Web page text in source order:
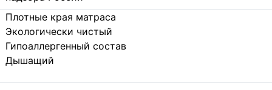
Плотные края матраса
Экологически чистый
Гипоаллергенный состав
Дышащий